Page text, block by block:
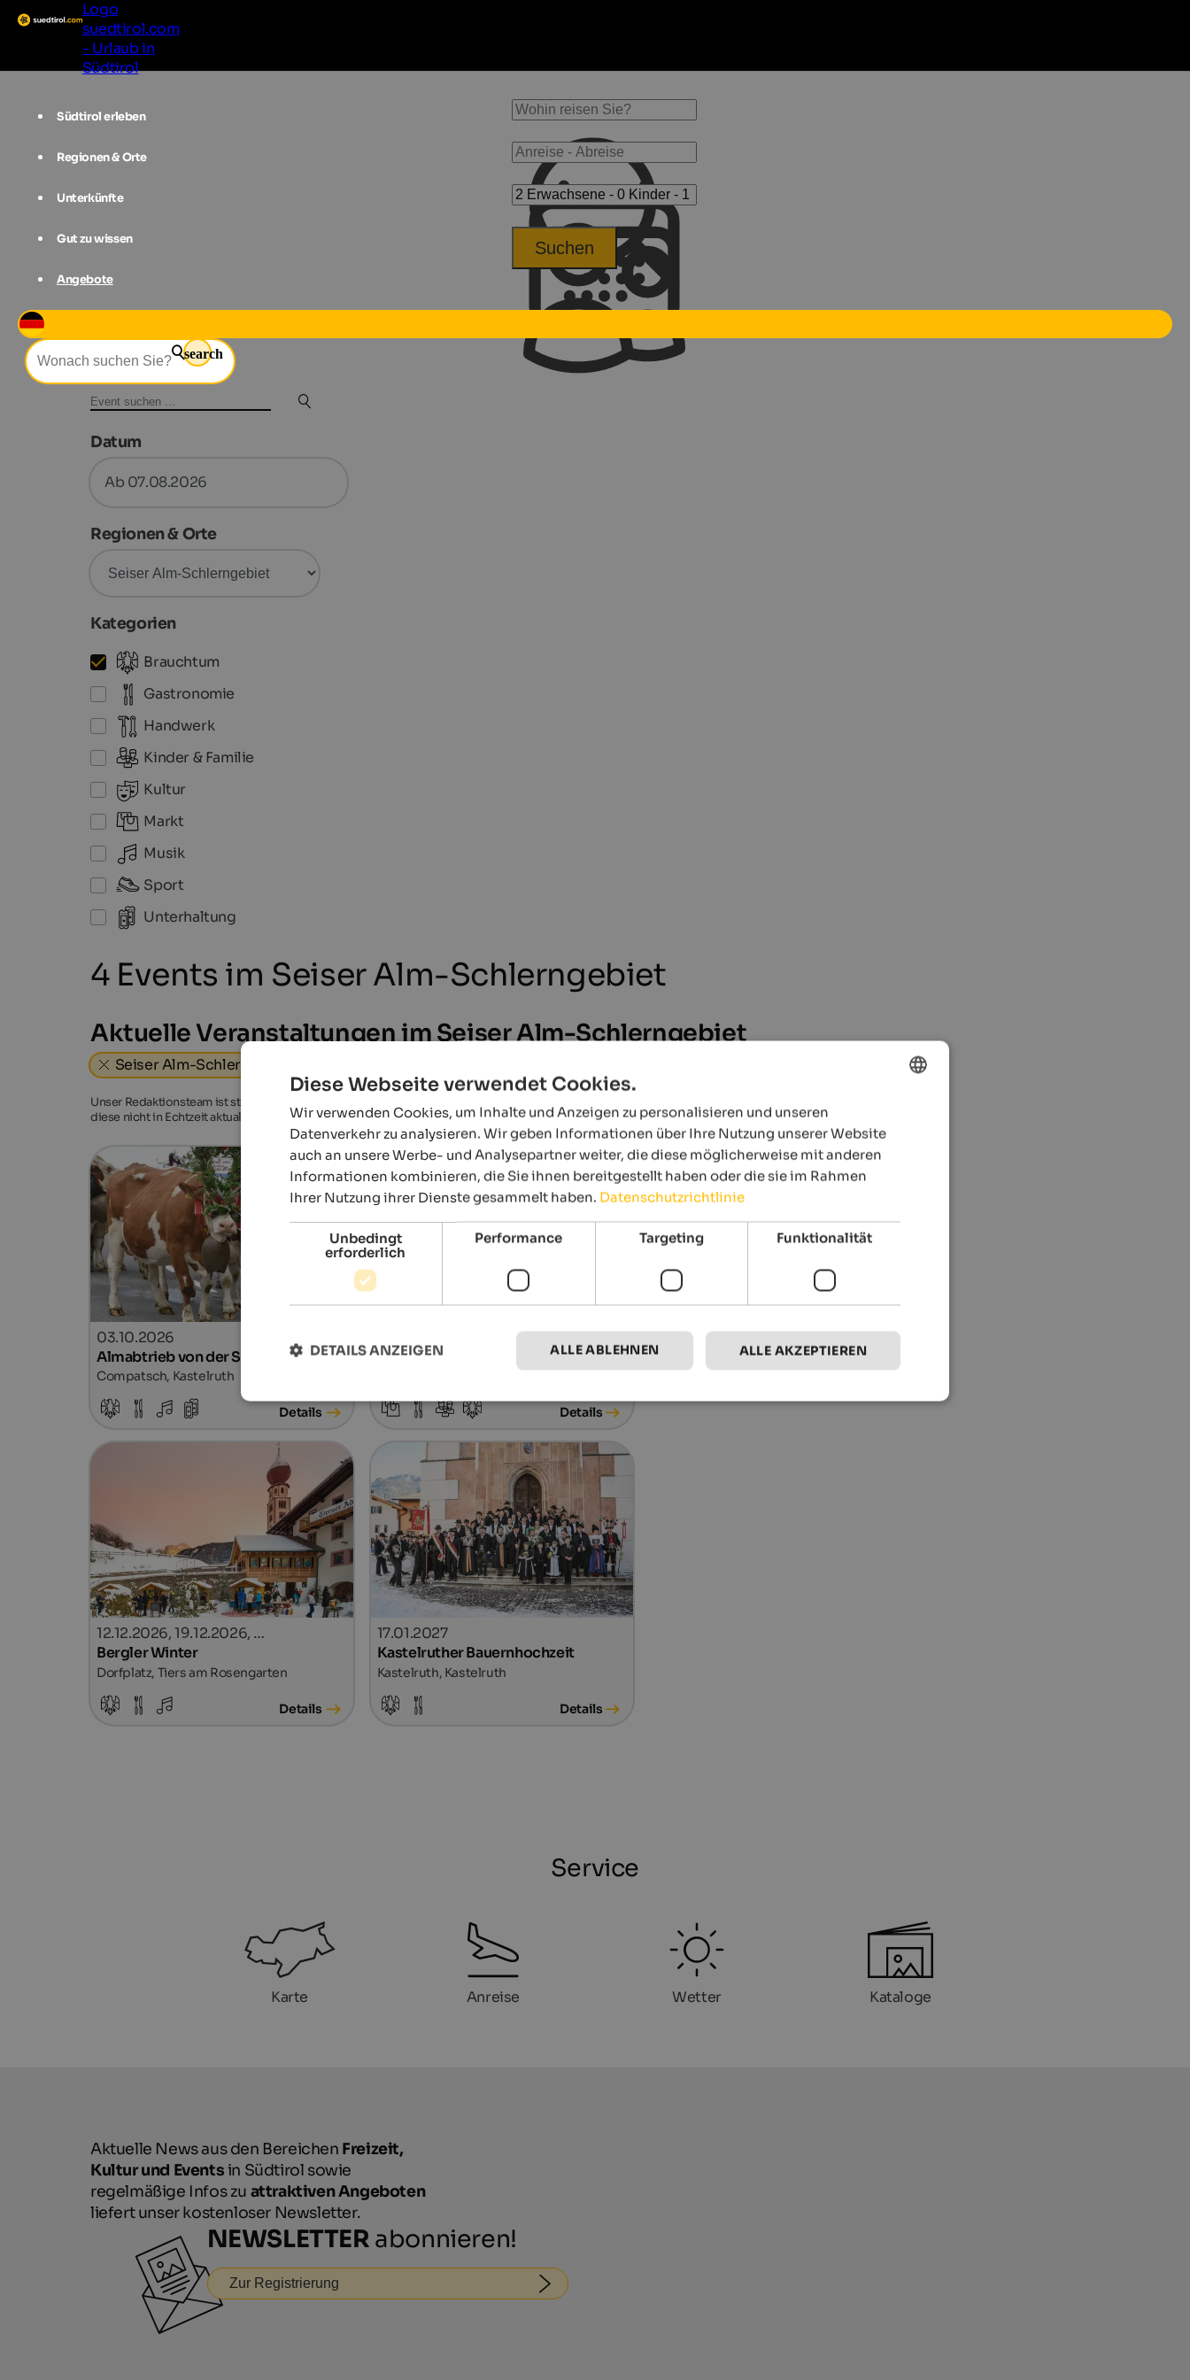
Logo
suedtirol.com
- Urlaub in
Südtirol
Südtirol erleben
Regionen & Orte
Unterkünfte
Gut zu wissen
Angebote
search
Suchen
Event-Filter
Datum
Ab 07.08.2026
Regionen & Orte
Kategorien
Brauchtum
Gastronomie
Handwerk
Kinder & Familie
Kultur
Markt
Musik
Sport
Unterhaltung
4 Events im Seiser Alm-Schlerngebiet
Aktuelle Veranstaltungen im Seiser Alm-Schlerngebiet
Seiser Alm-Schlerngebiet
Unser Redaktionsteam ist stets bemüht, ausführliche und genaue Infos zu liefern. Dennoch ist es möglich, dass Events geändert werden und wir
diese nicht in Echtzeit aktualisieren können. Genaue Angaben zu den Daten, Zeiten und Programmen erhalten Sie direkt beim Veranstalter.
03.10.2026
Almabtrieb von der Seiser Alm
Compatsch, Kastelruth
Details
Kastelruther Bergweihnacht
Details
12.12.2026, 19.12.2026, …
Bergler Winter
Dorfplatz, Tiers am Rosengarten
Details
17.01.2027
Kastelruther Bauernhochzeit
Kastelruth, Kastelruth
Details
Service
Karte Anreise Wetter Kataloge
Aktuelle News aus den Bereichen Freizeit,
Kultur und Eventsin Südtirol sowie
regelmäßige Infos zu attraktiven Angeboten
liefert unser kostenloser Newsletter.
NEWSLETTER abonnieren!
Zur Registrierung
GERMAN
Diese Webseite verwendet Cookies.
Wir verwenden Cookies, um Inhalte und Anzeigen zu personalisieren und unseren
Datenverkehr zu analysieren. Wir geben Informationen über Ihre Nutzung unserer Website
auch an unsere Werbe- und Analysepartner weiter, die diese möglicherweise mit anderen
Informationen kombinieren, die Sie ihnen bereitgestellt haben oder die sie im Rahmen
Ihrer Nutzung ihrer Dienste gesammelt haben. Datenschutzrichtlinie
Unbedingt
erforderlich
Performance Targeting Funktionalität
ALLE AKZEPTIEREN
ALLE ABLEHNEN
DETAILS ANZEIGEN